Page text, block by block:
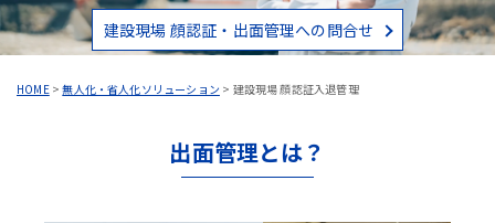
HOME>無人化・省人化ソリューション > 建設現場 顔認証入退管理
建設現場 顔認証・出面管理への問合せ
出面管理とは？